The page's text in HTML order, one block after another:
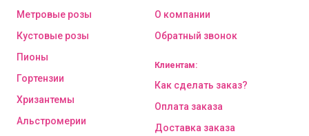
Метровые розы
Кустовые розы
Пионы
Гортензии
Хризантемы
Альстромерии
О компании
Обратный звонок
Клиентам:
Как сделать заказ?
Оплата заказа
Доставка заказа